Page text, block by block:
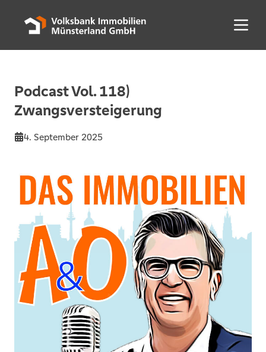
Menü
Podcast Vol. 118)
Zwangsversteigerung
4. September 2025